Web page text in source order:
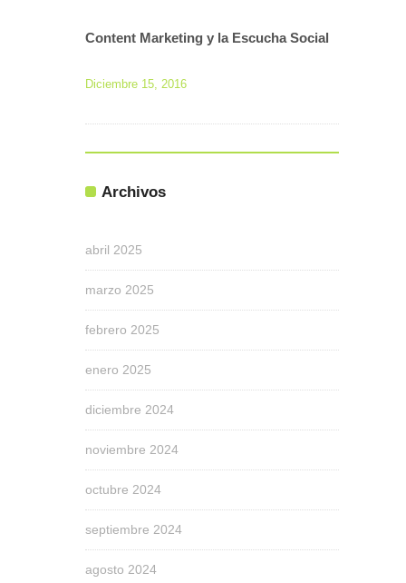
Content Marketing y la Escucha Social
Diciembre 15, 2016
Archivos
abril 2025
marzo 2025
febrero 2025
enero 2025
diciembre 2024
noviembre 2024
octubre 2024
septiembre 2024
agosto 2024